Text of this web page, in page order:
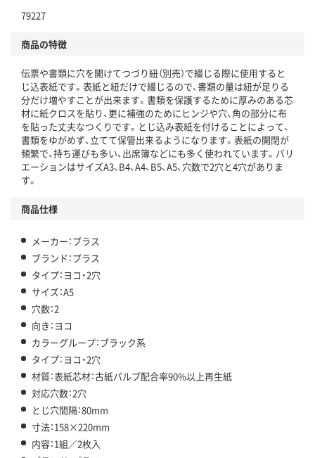
79227
商品の特徴
伝票や書類に穴を開けてつづり紐（別売）で綴じる際に使用すると
じ込表紙です。表紙と紐だけで綴じるので、書類の量は紐が足りる
分だけ増やすことが出来ます。書類を保護するために厚みのある芯
材に紙クロスを貼り、更に補強のためにヒンジや穴、角の部分に布
を貼った丈夫なつくりです。とじ込み表紙を付けることによって、
書類をゆがめず、立てて保管出来るようになります。表紙の開閉が
頻繁で、持ち運びも多い、出席簿などにも多く使われています。バリ
エーションはサイズA3、B4、A4、B5、A5、穴数で2穴と4穴がありま
す。
商品仕様
メーカー：プラス
ブランド：プラス
タイプ：ヨコ・2穴
サイズ：A5
穴数：2
向き：ヨコ
カラーグループ：ブラック系
タイプ：ヨコ・2穴
材質：表紙芯材：古紙パルプ配合率90%以上再生紙
対応穴数：2穴
とじ穴間隔：80mm
寸法：158×220mm
内容：1組／2枚入